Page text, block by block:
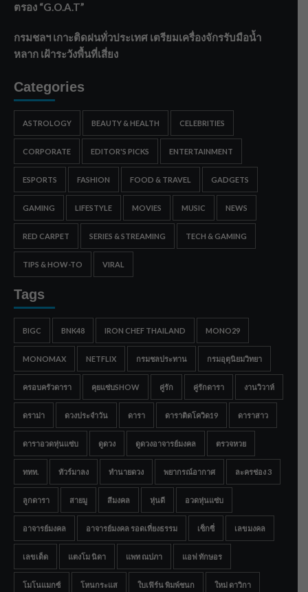
ตรอง “G.O.A.T”
กรมชลฯ เกาะติดฝนทั่วประเทศ เตรียมเครื่องจักรรับมือน้ำ
หลาก เฝ้าระวังพื้นที่เสี่ยง
Categories
ASTROLOGY BEAUTY & HEALTH CELEBRITIES
CORPORATE EDITOR'S PICKS ENTERTAINMENT
ESPORTS FASHION FOOD & TRAVEL GADGETS
GAMING LIFESTYLE MOVIES MUSIC NEWS
RED CARPET SERIES & STREAMING TECH & GAMING
TIPS & HOW-TO VIRAL
Tags
BIGC BNK48 IRON CHEF THAILAND MONO29
MONOMAX NETFLIX กรมชลประทาน กรมอุตุนิยมวิทยา
ครอบครัวดารา คุยแซ่บSHOW คู่รัก คู่รักดารา งานวิวาห์
ดราม่า ดวงประจำวัน ดารา ดาราติดโควิด19 ดาราสาว
ดาราอวดหุ่นแซ่บ ดูดวง ดูดวงอาจารย์มงคล ตรวจหวย
ททท. ทัวร์มาลง ทำนายดวง พยากรณ์อากาศ ละครช่อง 3
ลูกดารา สายมู สีมงคล หุ่นดี อวดหุ่นแซ่บ
อาจารย์มงคล อาจารย์มงคล รอดเที่ยงธรรม เซ็กซี่ เลขมงคล
เลขเด็ด แตงโม นิดา แพท ณปภา แอฟ ทักษอร
โมโนแมกซ์ โหนกระแส ใบเฟิร์น พิมพ์ชนก ใหม่ ดาวิกา